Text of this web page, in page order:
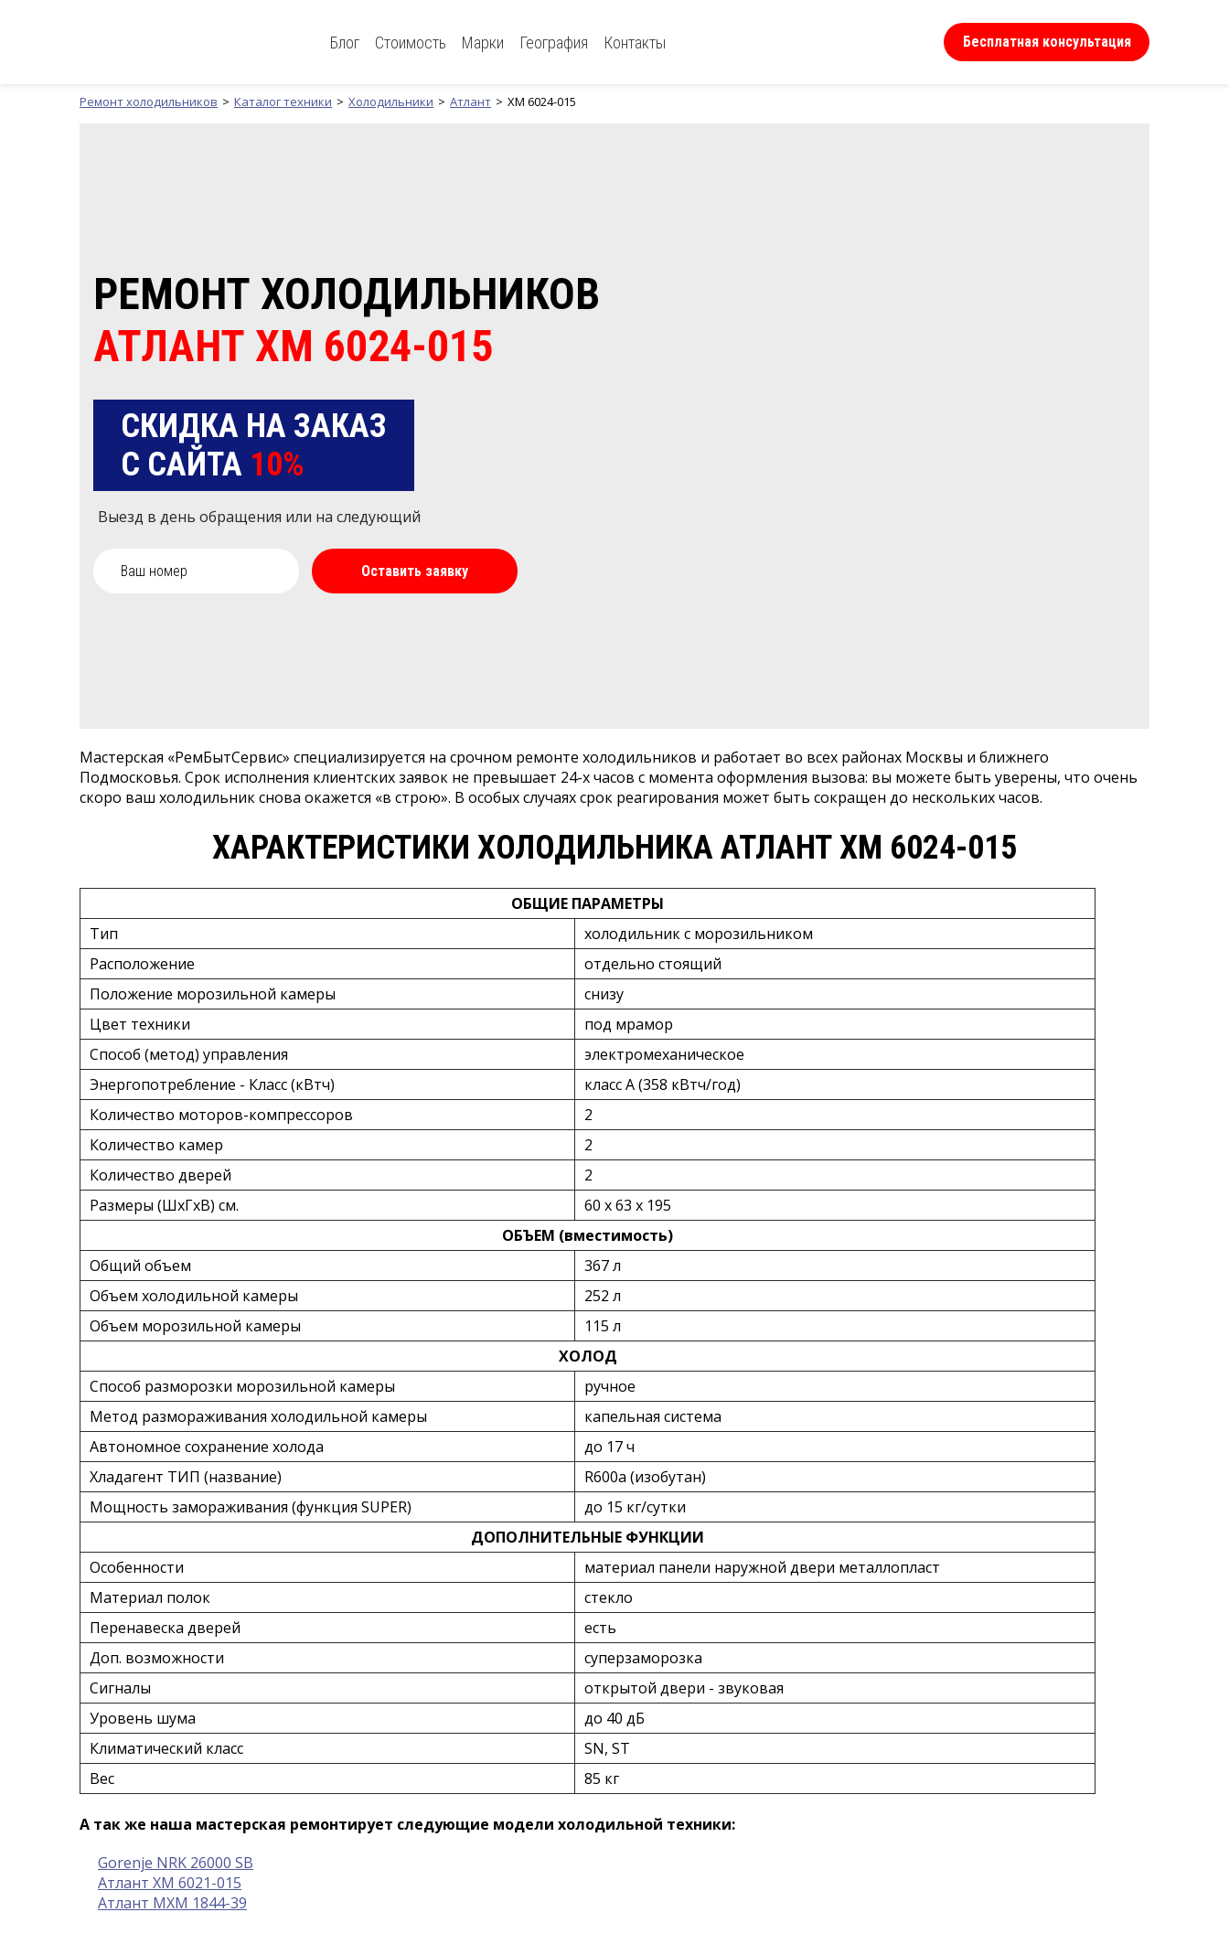
Блог Стоимость Марки География Контакты Бесплатная консультация
Ремонт холодильников Каталог техники Холодильники Атлант ХМ 6024-015
РЕМОНТ ХОЛОДИЛЬНИКОВ
АТЛАНТ ХМ 6024-015
СКИДКА НА ЗАКАЗ
С САЙТА 10%
Выезд в день обращения или на следующий
Оставить заявку
Мастерская «РемБытСервис» специализируется на срочном ремонте холодильников и работает во всех районах Москвы и ближнего
Подмосковья. Срок исполнения клиентских заявок не превышает 24-х часов с момента оформления вызова: вы можете быть уверены, что очень
скоро ваш холодильник снова окажется «в строю». В особых случаях срок реагирования может быть сокращен до нескольких часов.
ХАРАКТЕРИСТИКИ ХОЛОДИЛЬНИКА АТЛАНТ ХМ 6024-015
ОБЩИЕ ПАРАМЕТРЫ
Тип
холодильник с морозильником
Расположение
отдельно стоящий
Положение морозильной камеры
снизу
Цвет техники
под мрамор
Способ (метод) управления
электромеханическое
Энергопотребление - Класс (кВтч)
класс A (358 кВтч/год)
Количество моторов-компрессоров
2
Количество камер
2
Количество дверей
2
Размеры (ШxГxВ) см.
60 x 63 x 195
ОБЪЕМ (вместимость)
Общий объем
367 л
Объем холодильной камеры
252 л
Объем морозильной камеры
115 л
ХОЛОД
Способ разморозки морозильной камеры
ручное
Метод размораживания холодильной камеры
капельная система
Автономное сохранение холода
до 17 ч
Хладагент ТИП (название)
R600a (изобутан)
Мощность замораживания (функция SUPER)
до 15 кг/cутки
ДОПОЛНИТЕЛЬНЫЕ ФУНКЦИИ
Особенности
материал панели наружной двери металлопласт
Материал полок
стекло
Перенавеска дверей
есть
Доп. возможности
суперзаморозка
Сигналы
открытой двери - звуковая
Уровень шума
до 40 дБ
Климатический класс
SN, ST
Вес
85 кг
А так же наша мастерская ремонтирует следующие модели холодильной техники:
Gorenje NRK 26000 SB
Атлант ХМ 6021-015
Атлант МХМ 1844-39